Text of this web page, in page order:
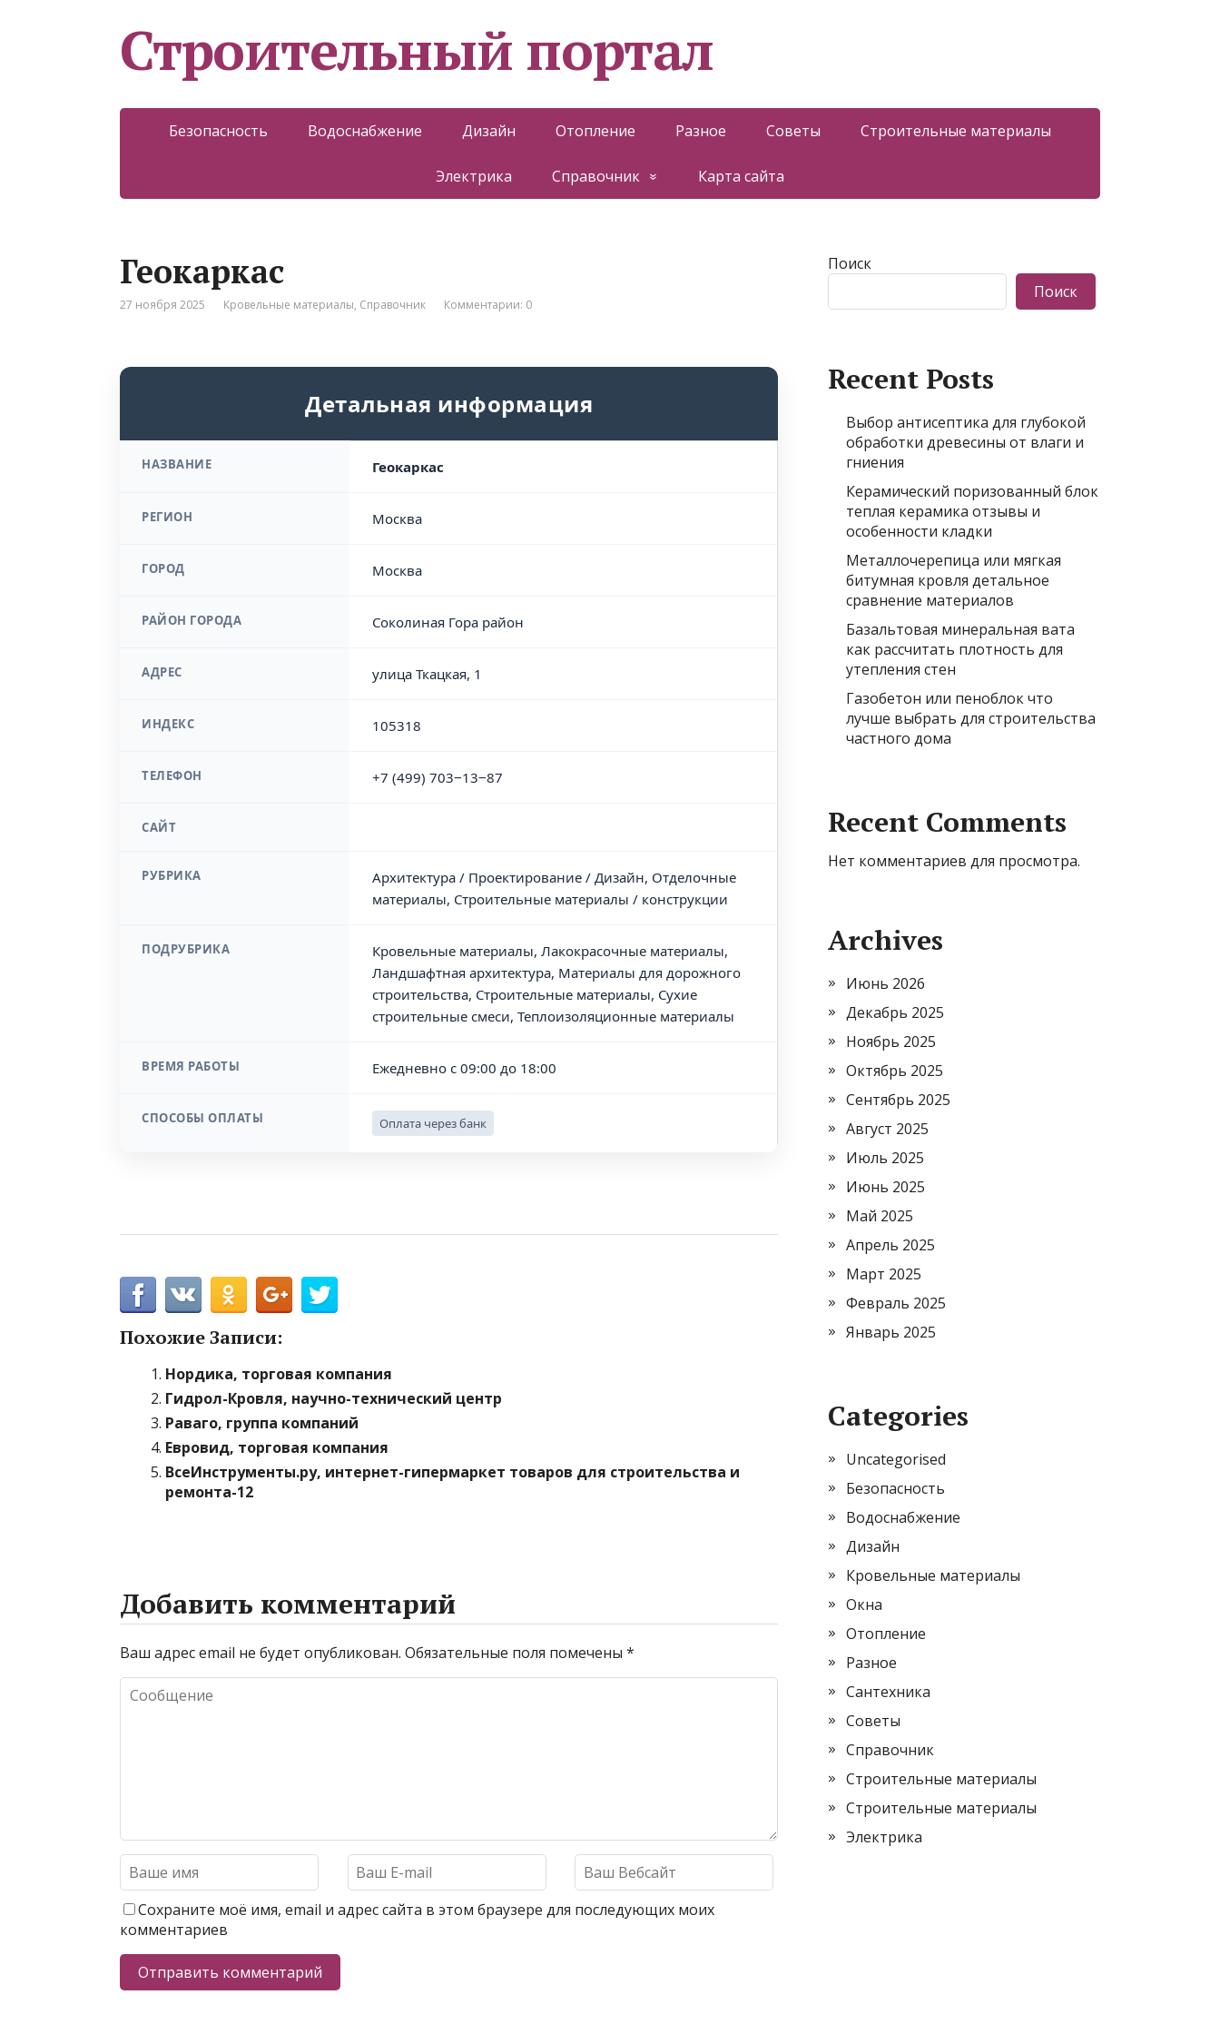
Строительный портал
Безопасность Водоснабжение Дизайн Отопление Разное Советы Строительные материалы
Электрика Справочник Карта сайта
Геокаркас
27 ноября 2025 Кровельные материалы, Справочник Комментарии: 0
Детальная информация
НАЗВАНИЕ Геокаркас
РЕГИОН Москва
ГОРОД Москва
РАЙОН ГОРОДА Соколиная Гора район
АДРЕС улица Ткацкая, 1
ИНДЕКС 105318
ТЕЛЕФОН +7 (499) 703‒13‒87
САЙТ
РУБРИКА
Архитектура / Проектирование / Дизайн, Отделочные
материалы, Строительные материалы / конструкции
ПОДРУБРИКА
Кровельные материалы, Лакокрасочные материалы,
Ландшафтная архитектура, Материалы для дорожного
строительства, Строительные материалы, Сухие
строительные смеси, Теплоизоляционные материалы
ВРЕМЯ РАБОТЫ Ежедневно с 09:00 до 18:00
СПОСОБЫ ОПЛАТЫ Оплата через банк
Похожие Записи:
Нордика, торговая компания
Гидрол-Кровля, научно-технический центр
Раваго, группа компаний
Евровид, торговая компания
ВсеИнструменты.ру, интернет-гипермаркет товаров для строительства и
ремонта-12
Добавить комментарий
Ваш адрес email не будет опубликован. Обязательные поля помечены *
Сохраните моё имя, email и адрес сайта в этом браузере для последующих моих
комментариев
Поиск
Поиск
Recent Posts
Выбор антисептика для глубокой
обработки древесины от влаги и
гниения
Керамический поризованный блок
теплая керамика отзывы и
особенности кладки
Металлочерепица или мягкая
битумная кровля детальное
сравнение материалов
Базальтовая минеральная вата
как рассчитать плотность для
утепления стен
Газобетон или пеноблок что
лучше выбрать для строительства
частного дома
Recent Comments
Нет комментариев для просмотра.
Archives
Июнь 2026
Декабрь 2025
Ноябрь 2025
Октябрь 2025
Сентябрь 2025
Август 2025
Июль 2025
Июнь 2025
Май 2025
Апрель 2025
Март 2025
Февраль 2025
Январь 2025
Categories
Uncategorised
Безопасность
Водоснабжение
Дизайн
Кровельные материалы
Окна
Отопление
Разное
Сантехника
Советы
Справочник
Строительные материалы
Строительные материалы
Электрика